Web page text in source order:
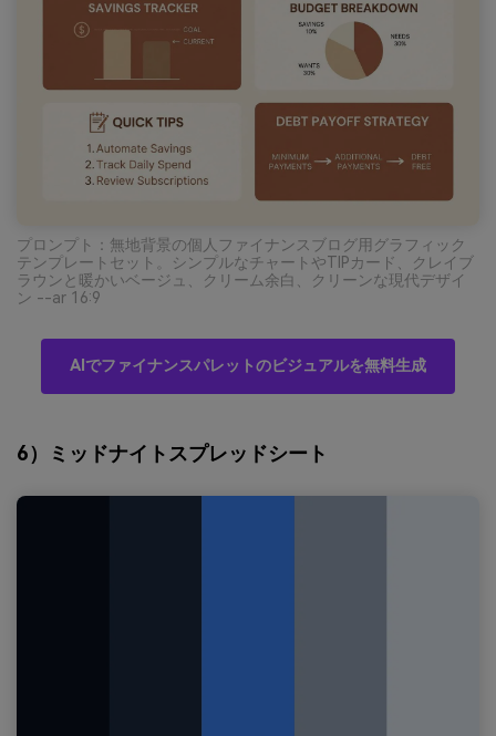
プロンプト：無地背景の個人ファイナンスブログ用グラフィック
テンプレートセット。シンプルなチャートやTIPカード、クレイブ
ラウンと暖かいベージュ、クリーム余白、クリーンな現代デザイ
ン --ar 16:9
AIでファイナンスパレットのビジュアルを無料生成
6）ミッドナイトスプレッドシート